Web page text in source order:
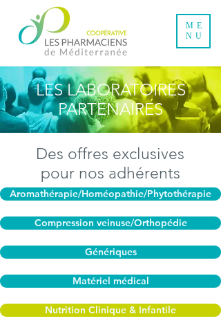
ME
NU
LES LABORATOIRES
PARTENAIRES
Des offres exclusives
pour nos adhérents
Aromathérapie/Homéopathie/Phytothérapie
Compression veinuse/Orthopédie
Génériques
Matériel médical
Nutrition Clinique & Infantile